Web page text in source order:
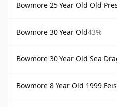
Bowmore 25 Year Old Old
Bowmore 30 Year Old43%
Bowmore 30 Year Old Sea
Bowmore 8 Year Old 1999